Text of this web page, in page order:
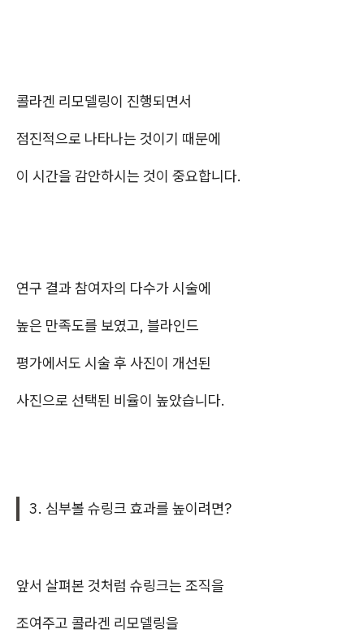
콜라겐 리모델링이 진행되면서
점진적으로 나타나는 것이기 때문에
이 시간을 감안하시는 것이 중요합니다.
연구 결과 참여자의 다수가 시술에
높은 만족도를 보였고, 블라인드
평가에서도 시술 후 사진이 개선된
사진으로 선택된 비율이 높았습니다.
3. 심부볼 슈링크 효과를 높이려면?
앞서 살펴본 것처럼 슈링크는 조직을
조여주고 콜라겐 리모델링을